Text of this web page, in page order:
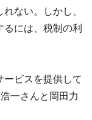
ない。しかし、
には、税制の利
ービスを提供して
一さんと岡田力